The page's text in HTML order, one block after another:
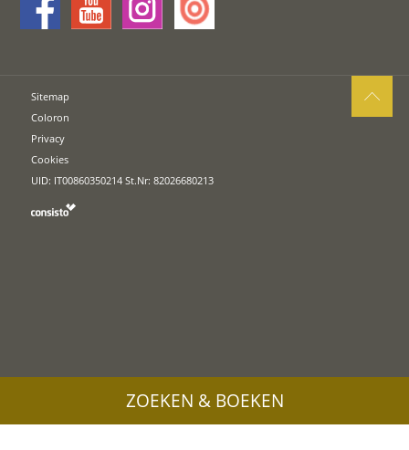
Sitemap
Coloron
Privacy
Cookies
UID: IT00860350214 St.Nr: 82026680213
ZOEKEN & BOEKEN